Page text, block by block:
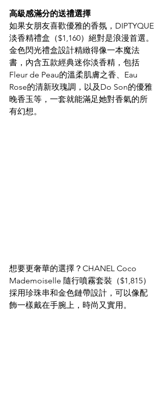
高級感滿分的送禮選擇
如果女朋友喜歡優雅的香氛，DIPTYQUE
淡香精禮盒（$1,160）絕對是浪漫首選。
金色閃光禮盒設計精緻得像一本魔法
書，內含五款經典迷你淡香精，包括
Fleur de Peau的溫柔肌膚之香、Eau
Rose的清新玫瑰調，以及Do Son的優雅
晚香玉等，一套就能滿足她對香氣的所
有幻想。​
想要更奢華的選擇？CHANEL Coco
Mademoiselle 隨行噴霧套裝（$1,815）
採用珍珠串和金色鏈帶設計，可以像配
飾一樣戴在手腕上，時尚又實用。